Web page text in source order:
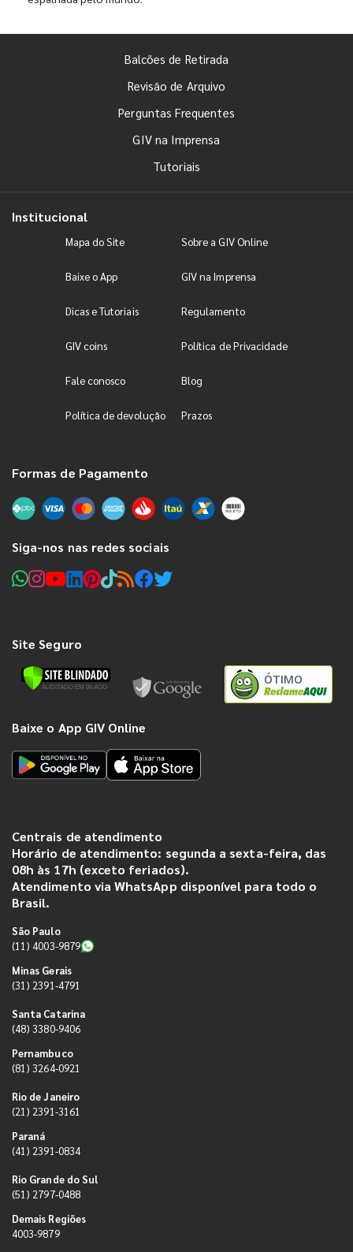
Balcões de Retirada
Revisão de Arquivo
Perguntas Frequentes
GIV na Imprensa
Tutoriais
Institucional
Mapa do Site Sobre a GIV Online
Baixe o App GIV na Imprensa
Dicas e Tutoriais Regulamento
GIV coins Política de Privacidade
Fale conosco Blog
Política de devolução Prazos
Formas de Pagamento
Siga-nos nas redes sociais
Site Seguro
ÓTIMO
Baixe o App GIV Online
Centrais de atendimento
Horário de atendimento: segunda a sexta-feira, das
08h às 17h (exceto feriados).
Atendimento via WhatsApp disponível para todo o
Brasil.
São Paulo
(11) 4003-9879
Minas Gerais
(31) 2391-4791
Santa Catarina
(48) 3380-9406
Pernambuco
(81) 3264-0921
Rio de Janeiro
(21) 2391-3161
Paraná
(41) 2391-0834
Rio Grande do Sul
(51) 2797-0488
Demais Regiões
4003-9879